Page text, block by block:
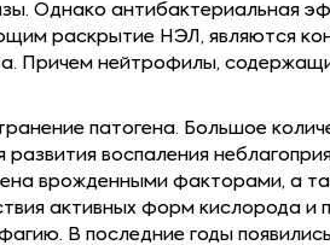
Однако антибактериальная
раскрытие НЭЛ, являются
Причем нейтрофилы,
патогена. Большое
воспаления
врожденными факторами, а
активных форм кислорода и
В последние годы